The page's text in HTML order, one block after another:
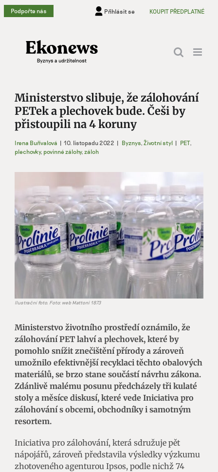
Přeskočit
na
Podpořte nás Přihlásit se KOUPIT PŘEDPLATNÉ
Ministerstvo slibuje, že zálohování
PETek a plechovek bude. Češi by
přistoupili na 4 koruny
Irena Buřívalová | 10. listopadu 2022 | Byznys, Životní styl | PET,
plechovky, povinné zálohy, záloh
obrázek
Ilustrační foto. Foto: web Mattoni 1873
Ministerstvo životního prostředí oznámilo, že
zálohování PET lahví a plechovek, které by
pomohlo snížit znečištění přírody a zároveň
umožnilo efektivnější recyklaci těchto obalových
materiálů, se brzo stane součástí návrhu zákona.
Zdánlivě malému posunu předcházely tři kulaté
stoly a měsíce diskusí, které vede Iniciativa pro
zálohování s obcemi, obchodníky i samotným
resortem.
Iniciativa pro zálohování, která sdružuje pět
nápojářů, zároveň představila výsledky výzkumu
zhotoveného agenturou Ipsos, podle nichž 74